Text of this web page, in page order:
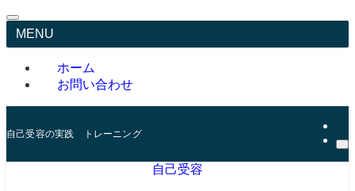
MENU
ホーム
お問い合わせ
自己受容の実践 トレーニング
自己受容